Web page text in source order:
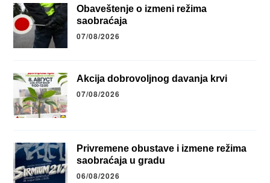
Obaveštenje o izmeni režima
saobraćaja
07/08/2026
Akcija dobrovoljnog davanja krvi
07/08/2026
Privremene obustave i izmene režima
saobraćaja u gradu
06/08/2026